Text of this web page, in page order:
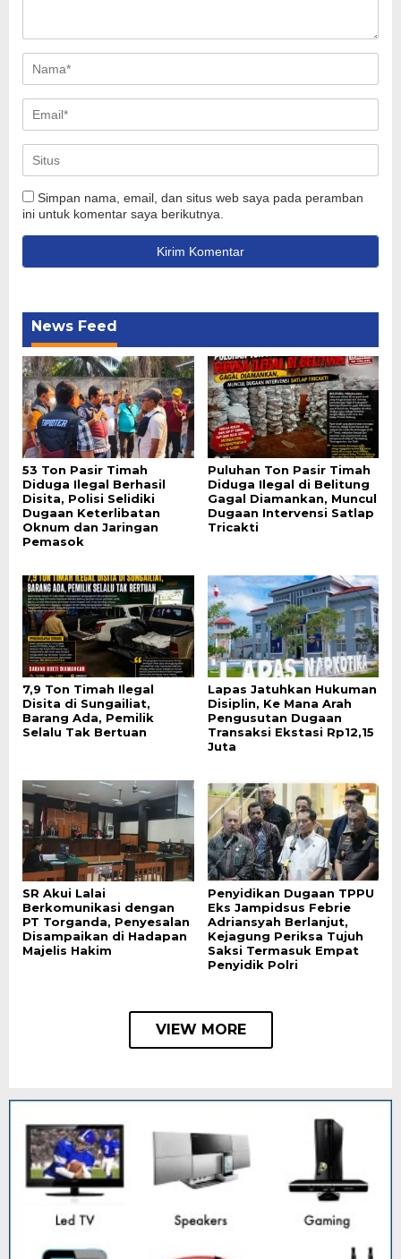
Simpan nama, email, dan situs web saya pada peramban
ini untuk komentar saya berikutnya.
News Feed
53 Ton Pasir Timah
Diduga Ilegal Berhasil
Disita, Polisi Selidiki
Dugaan Keterlibatan
Oknum dan Jaringan
Pemasok
Puluhan Ton Pasir Timah
Diduga Ilegal di Belitung
Gagal Diamankan, Muncul
Dugaan Intervensi Satlap
Tricakti
7,9 Ton Timah Ilegal
Disita di Sungailiat,
Barang Ada, Pemilik
Selalu Tak Bertuan
Lapas Jatuhkan Hukuman
Disiplin, Ke Mana Arah
Pengusutan Dugaan
Transaksi Ekstasi Rp12,15
Juta
SR Akui Lalai
Berkomunikasi dengan
PT Torganda, Penyesalan
Disampaikan di Hadapan
Majelis Hakim
Penyidikan Dugaan TPPU
Eks Jampidsus Febrie
Adriansyah Berlanjut,
Kejagung Periksa Tujuh
Saksi Termasuk Empat
Penyidik Polri
VIEW MORE